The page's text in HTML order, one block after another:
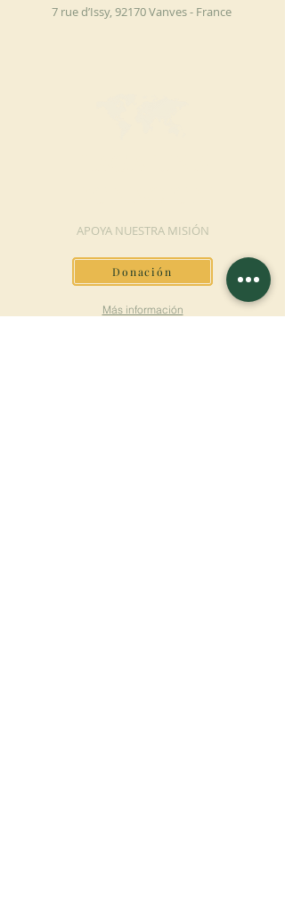
7 rue d’Issy, 92170 Vanves - France
APOYA NUESTRA MISIÓN
Donación
Más información